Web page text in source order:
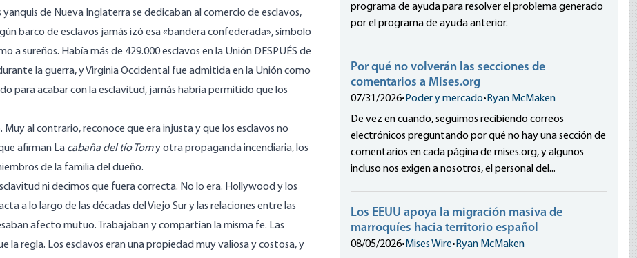
de Nueva Inglaterra se dedicaban al comercio de esclavos,
barco de esclavos jamás izó esa «bandera confederada», símbolo
sureños. Había más de 429.000 esclavos en la Unión DESPUÉS de
la guerra, y Virginia Occidental fue admitida en la Unión como
para acabar con la esclavitud, jamás habría permitido que los
al contrario, reconoce que era injusta y que los esclavos no
afirman La cabaña del tío Tomy otra propaganda incendiaria, los
de la familia del dueño.
ni decimos que fuera correcta. No lo era. Hollywood y los
a lo largo de las décadas del Viejo Sur y las relaciones entre las
afecto mutuo. Trabajaban y compartían la misma fe. Las
la regla. Los esclavos eran una propiedad muy valiosa y costosa, y
programa de ayuda para resolver el problema generado
por el programa de ayuda anterior.
Por qué no volverán las secciones de
comentarios a Mises.org
07/31/2026• Poder y mercado• Ryan McMaken
De vez en cuando, seguimos recibiendo correos
electrónicos preguntando por qué no hay una sección de
comentarios en cada página de mises.org, y algunos
incluso nos exigen a nosotros, el personal del...
Los EEUU apoya la migración masiva de
marroquíes hacia territorio español
08/05/2026• Mises Wire• Ryan McMaken